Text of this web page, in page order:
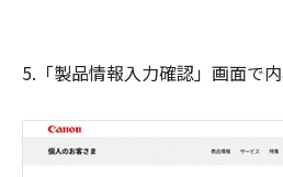
5.「製品情報入力確認」画面で